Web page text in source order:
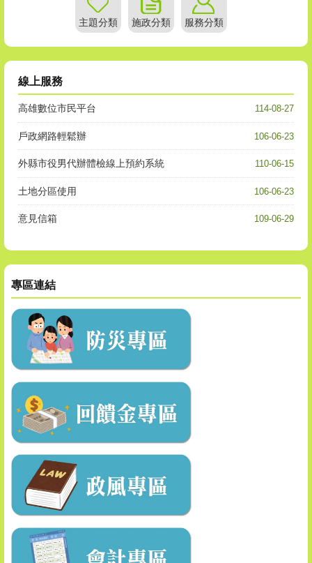
主題分類 施政分類 服務分類
線上服務
114-08-27
高雄數位市民平台
106-06-23
戶政網路輕鬆辦
110-06-15
外縣市役男代辦體檢線上預約系統
106-06-23
土地分區使用
109-06-29
意見信箱
專區連結